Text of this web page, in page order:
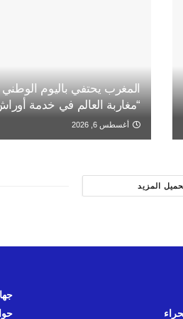
المغرب يحتفي باليوم
“مغاربة العالم في خدمة أوراش
أغسطس 6, 2026
المزيد